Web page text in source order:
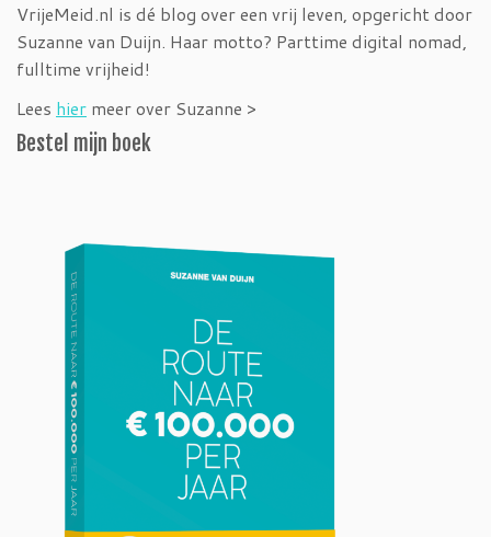
VrijeMeid.nl is dé blog over een vrij leven, opgericht door
Suzanne van Duijn. Haar motto? Parttime digital nomad,
fulltime vrijheid!
Lees hier meer over Suzanne >
Bestel mijn boek